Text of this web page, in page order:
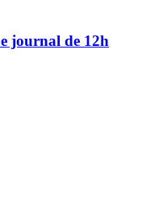
journal de 12h